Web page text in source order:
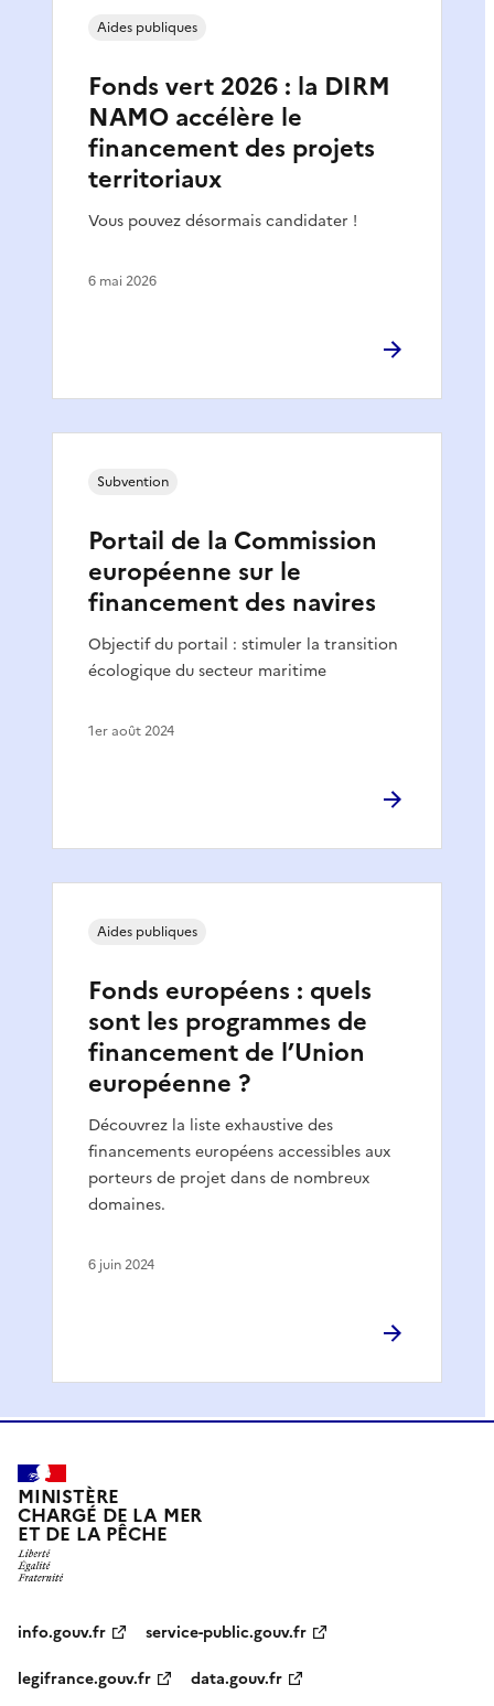
Fonds vert 2026 : la DIRM
NAMO accélère le
financement des projets
territoriaux
Vous pouvez désormais candidater !
Aides publiques
6 mai 2026
Portail de la Commission
européenne sur le
financement des navires
Objectif du portail : stimuler la transition
écologique du secteur maritime
Subvention
1er août 2024
Fonds européens : quels
sont les programmes de
financement de l’Union
européenne ?
Découvrez la liste exhaustive des
financements européens accessibles aux
porteurs de projet dans de nombreux
domaines.
Aides publiques
6 juin 2024
MINISTÈRE
CHARGÉ DE LA MER
ET DE LA PÊCHE
info.gouv.fr
service-public.gouv.fr
legifrance.gouv.fr
data.gouv.fr